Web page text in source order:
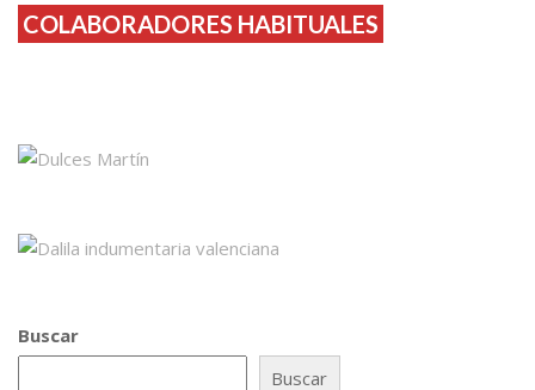
COLABORADORES HABITUALES
Buscar
Buscar